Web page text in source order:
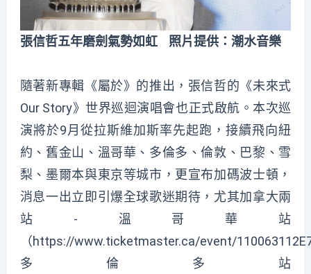
張信哲五年磨劍氣勢如虹 照片提供：潮水音樂
隨著新專輯《屬於》的推出，張信哲的《未來式
Our Story》世界巡迴演唱會也正式啟航。本次巡
演將於9月從拉斯維加斯率先起跑，接續飛向紐
約、舊金山、溫哥華、多倫多、倫敦、巴黎、雪
梨、墨爾本與東京等城市，更宣布加碼波士頓，
消息一出立即引爆全球歌迷期待，尤其加拿大兩
站-溫哥華站
（https://www.ticketmaster.ca/event/
多倫多站